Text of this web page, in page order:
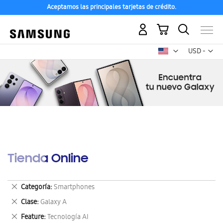
Aceptamos las principales tarjetas de crédito.
USD -
dólar
Mi carrito
Tienda Online
Categoría Smartphones
Eliminar
este
artículo
Clase Galaxy A
Eliminar
este
Feature Tecnología AI
Eliminar